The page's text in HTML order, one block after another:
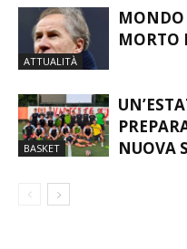
ATTUALITÀ
MONDO
MORTO
BASKET
NUOVA